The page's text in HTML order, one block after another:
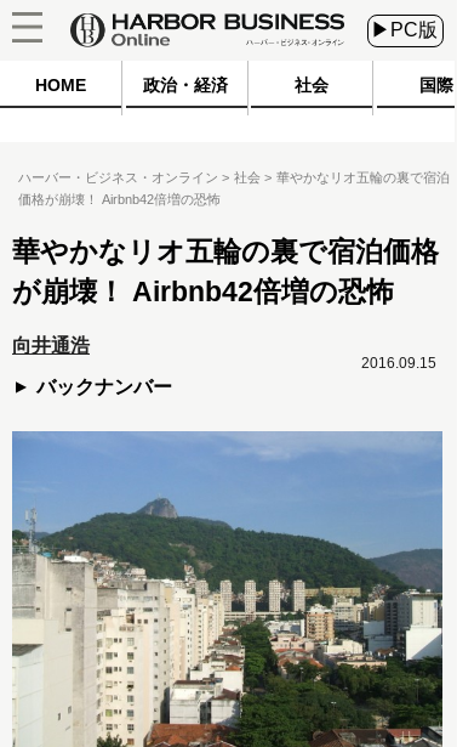
▶PC版
HOME 政治・経済 社会 国際
ハーバー・ビジネス・オンライン 社会
華やかなリオ五輪の裏で宿泊
価格が崩壊！ Airbnb42倍増の恐怖
華やかなリオ五輪の裏で宿泊価格
が崩壊！ Airbnb42倍増の恐怖
向井通浩
バックナンバー
2016.09.15